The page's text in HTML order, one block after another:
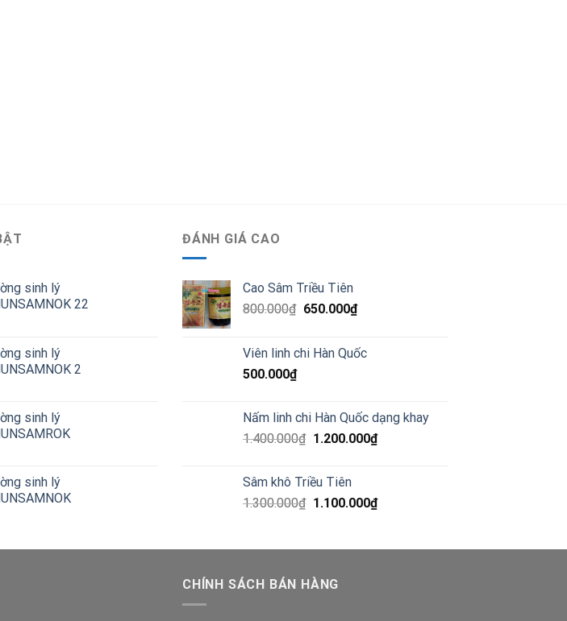
sinh lý
22
sinh lý
2
sinh lý
sinh lý
ĐÁNH GIÁ CAO
Cao Sâm Triều Tiên
800.000₫ 650.000₫
Viên linh chi Hàn Quốc
500.000₫
Nấm linh chi Hàn Quốc dạng khay
1.400.000₫ 1.200.000₫
Sâm khô Triều Tiên
1.300.000₫ 1.100.000₫
CHÍNH SÁCH BÁN HÀNG